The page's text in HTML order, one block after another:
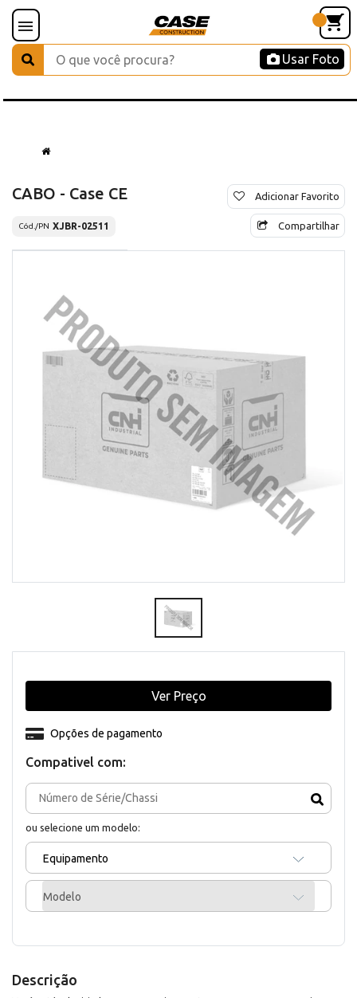
Usar Foto
CABO - Case CE
Cód./PN XJBR-02511
Adicionar Favorito
Compartilhar
Compativel com:
ou selecione um modelo:
Equipamento
Modelo
Opções de pagamento
Ver Preço
Descrição